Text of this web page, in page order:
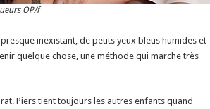
OP/f
inexistant, de petits yeux bleus humides et
quelque chose, une méthode qui marche très
Piers tient toujours les autres enfants quand